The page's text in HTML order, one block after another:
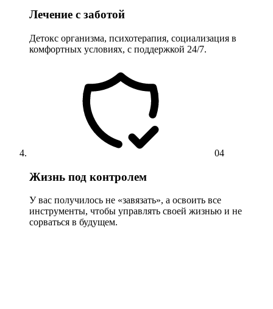
Лечение с заботой
Детокс организма, психотерапия, социализация в
комфортных условиях, с поддержкой 24/7.
04
Жизнь под контролем
У вас получилось не «завязать», а освоить все
инструменты, чтобы управлять своей жизнью и не
сорваться в будущем.